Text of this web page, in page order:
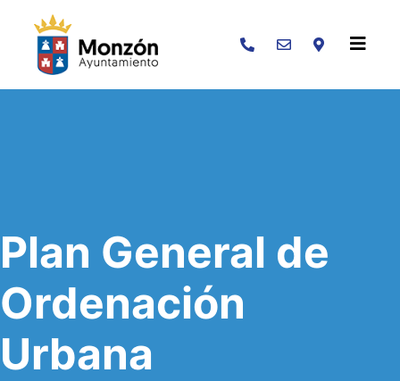
Buscar
Plan General de
Ordenación
Urbana